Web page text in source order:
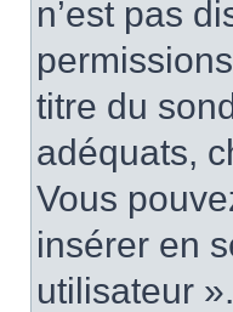
n’est pas
titre du
adéquats,
Vous
insérer en
utilisateur